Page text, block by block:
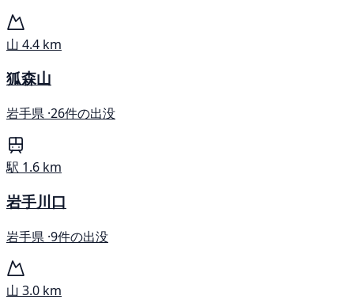
山 4.4 km
狐森山
岩手県 ·26件の出没
駅 1.6 km
岩手川口
岩手県 ·9件の出没
山 3.0 km